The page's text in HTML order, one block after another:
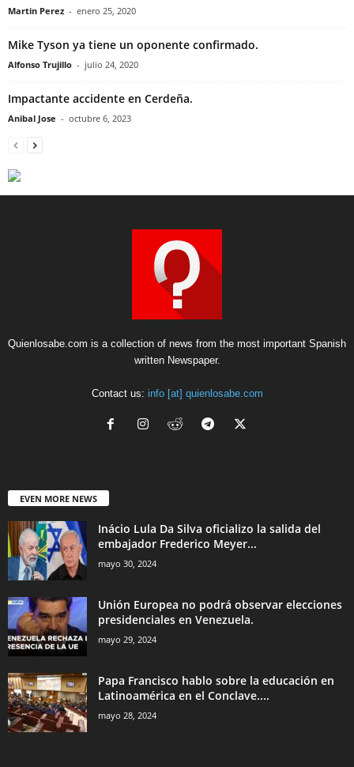
Martin Perez - enero 25, 2020
Mike Tyson ya tiene un oponente confirmado.
Alfonso Trujillo - julio 24, 2020
Impactante accidente en Cerdeña.
Anibal Jose - octubre 6, 2023
Quienlosabe.com is a collection of news from the most important Spanish
written Newspaper.
Contact us: info [at] quienlosabe.com
EVEN MORE NEWS
Inácio Lula Da Silva oficializo la salida del
embajador Frederico Meyer...
mayo 30, 2024
Unión Europea no podrá observar elecciones
presidenciales en Venezuela.
mayo 29, 2024
Papa Francisco hablo sobre la educación en
Latinoamérica en el Conclave....
mayo 28, 2024